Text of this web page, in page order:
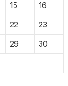
15
16
22
23
29
30